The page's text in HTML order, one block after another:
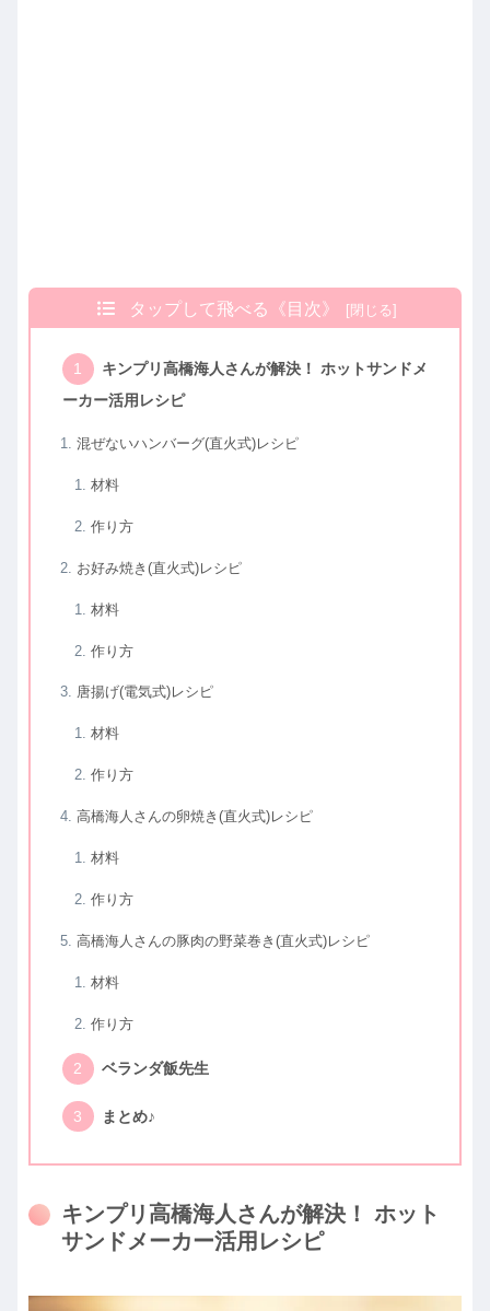
タップして飛べる《目次》
キンプリ高橋海人さんが解決！ ホットサンドメ
ーカー活用レシピ
混ぜないハンバーグ(直火式)レシピ
材料
作り方
お好み焼き(直火式)レシピ
材料
作り方
唐揚げ(電気式)レシピ
材料
作り方
高橋海人さんの卵焼き(直火式)レシピ
材料
作り方
高橋海人さんの豚肉の野菜巻き(直火式)レシピ
材料
作り方
ベランダ飯先生
まとめ♪
キンプリ高橋海人さんが解決！ ホット
サンドメーカー活用レシピ